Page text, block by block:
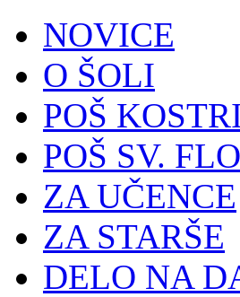
NOVICE
O ŠOLI
POŠ
POŠ SV.
ZA UČENCE
ZA STARŠE
DELO NA